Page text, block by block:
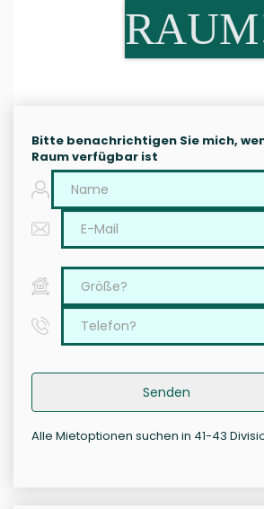
Bitte benachrichtigen Sie mich,
Raum verfügbar ist
Senden
Alle Mietoptionen suchen in 41-43